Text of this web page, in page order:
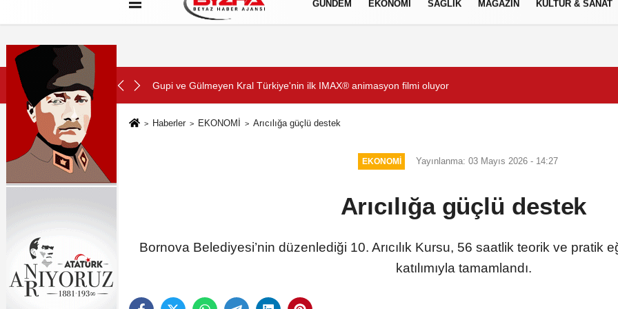
Hakkımızda Künye Çerez Politikası
GÜNDEM EKONOMİ SAĞLIK MAGAZİN KÜLTÜR & SANAT
SON DAKİKA:
filmi oluyor Kayseri'de izdiham değil, rekor vardı!
Haberler EKONOMİ Arıcılığa güçlü destek
EKONOMİ Yayınlanma: 03 Mayıs 2026 - 14:27
Arıcılığa güçlü destek
Bornova Belediyesi’nin düzenlediği 10. Arıcılık Kursu, 56 saatlik teorik ve pratik
katılımıyla tamamlandı.